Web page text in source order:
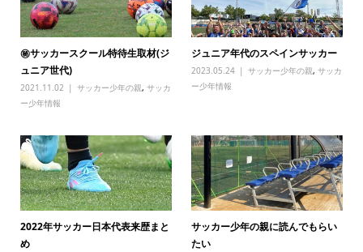
㊙サッカースクール特待生取材(ジ
ュニア世代)
2021.11.02 サッカー少年の親, サッカ
ー少年情報
ジュニア年代のスペインサッカー
2023.05.24 サッカー少年の親,サッカ
ー少年情報
2022年サッカー日本代表来歴まと
め
サッカー少年の親に読んでもらい
たい